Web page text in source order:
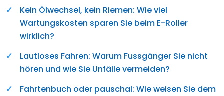
Kein Ölwechsel, kein Riemen: Wie viel
Wartungskosten sparen Sie beim E-Roller
wirklich?
Lautloses Fahren: Warum Fussgänger Sie nicht
hören und wie Sie Unfälle vermeiden?
Fahrtenbuch oder pauschal: Wie weisen Sie dem